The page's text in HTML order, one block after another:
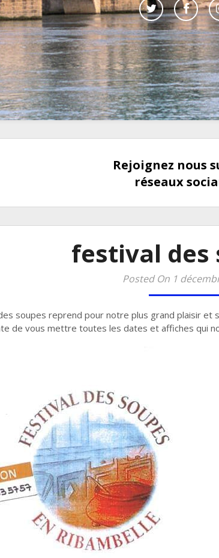
Rejoignez nous
réseaux
festival des
Posted On 1
soupes reprend pour notre plus grand plaisir
de vous mettre toutes les dates et affiches qui